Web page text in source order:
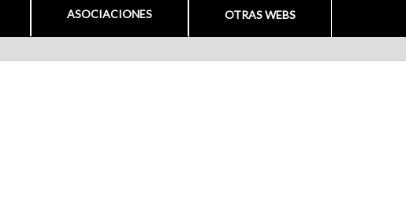
ASOCIACIONES OTRAS WEBS